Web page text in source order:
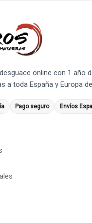
online con 1 año
a toda España y Europa
Pago seguro Envíos